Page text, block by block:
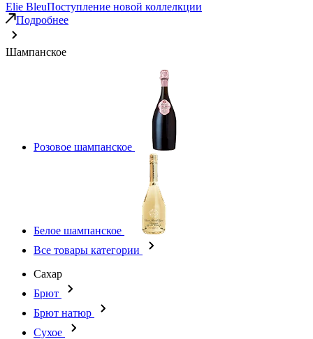
Elie BleuПоступление новой коллелкции
Подробнее
Шампанское
Розовое шампанское
Белое шампанское
Все товары категории
Сахар
Брют
Брют натюр
Сухое